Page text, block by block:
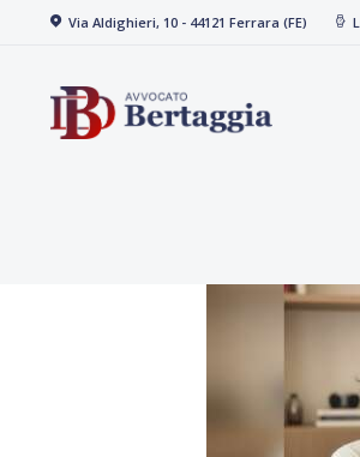
Via Aldighieri, 10 - 44121 Ferrara (FE)